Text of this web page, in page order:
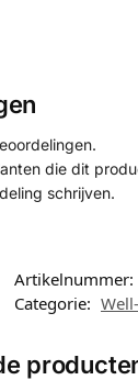
die dit
schrijven.
Artikelnummer:
Categorie: